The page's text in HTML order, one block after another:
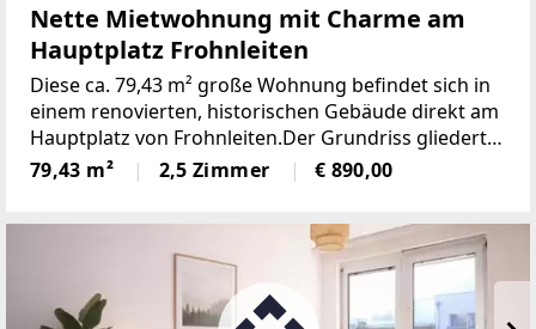
Nette Mietwohnung mit Charme am
Hauptplatz Frohnleiten
Diese ca. 79,43 m² große Wohnung befindet sich in
einem renovierten, historischen Gebäude direkt am
Hauptplatz von Frohnleiten.Der Grundriss gliedert
sich in einen Vorraum mit Zugang zu WC und
Abstellraum. Im Anschluss folgt der Essbereich mit
79,43 m² 2,5 Zimmer € 890,00